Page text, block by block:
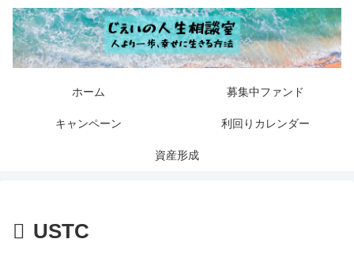
ホーム 募集中ファンド
キャンペーン 利回りカレンダー
資産形成
USTC